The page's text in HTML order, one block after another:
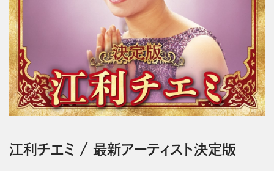
江利チエミ / 最新アーティスト決定版